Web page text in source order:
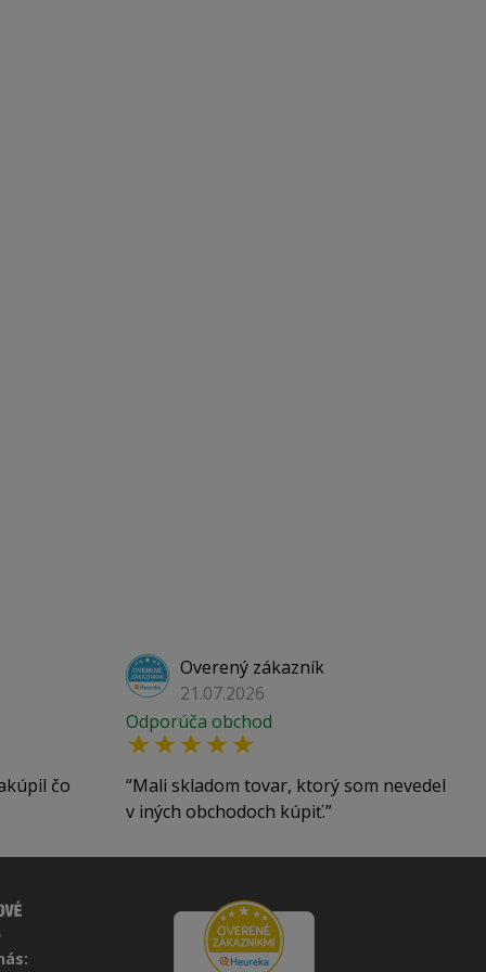
čo
Overený zákazník
21.07.2026
Odporúča obchod
Mali skladom tovar, ktorý som nevedel
v iných obchodoch kúpiť.